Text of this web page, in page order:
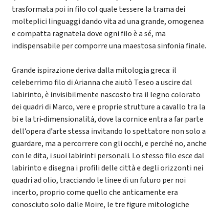
trasformata poi in filo col quale tessere la trama dei
molteplici linguaggi dando vita ad una grande, omogenea
e compatta ragnatela dove ogni filo è a sé, ma
indispensabile per comporre una maestosa sinfonia finale.
Grande ispirazione deriva dalla mitologia greca: il
celeberrimo filo di Arianna che aiutò Teseo a uscire dal
labirinto, è invisibilmente nascosto tra il legno colorato
dei quadri di Marco, vere e proprie strutture a cavallo tra la
bi e la tri‐dimensionalità, dove la cornice entra a far parte
dell’opera d’arte stessa invitando lo spettatore non solo a
guardare, ma a percorrere con gli occhi, e perché no, anche
con le dita, i suoi labirinti personali. Lo stesso filo esce dal
labirinto e disegna i profili delle città e degli orizzonti nei
quadri ad olio, tracciando le linee di un futuro per noi
incerto, proprio come quello che anticamente era
conosciuto solo dalle Moire, le tre figure mitologiche